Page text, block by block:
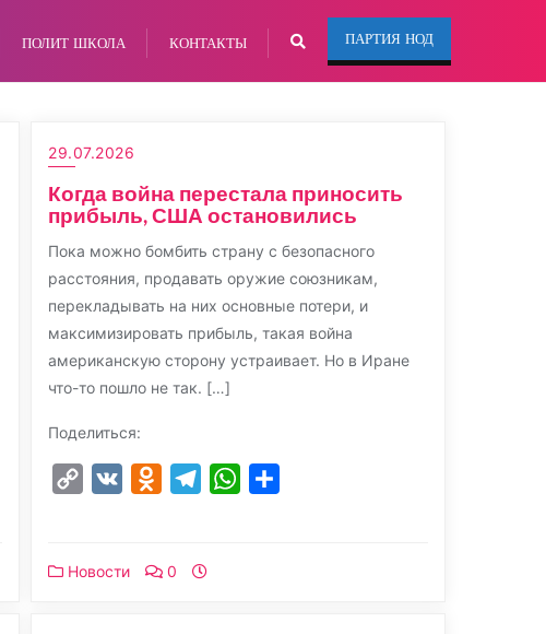
ПОЛИТ ШКОЛА КОНТАКТЫ ПАРТИЯ НОД
29.07.2026
Когда война перестала приносить
прибыль, США остановились
Пока можно бомбить страну с безопасного
расстояния, продавать оружие союзникам,
перекладывать на них основные потери, и
максимизировать прибыль, такая война
американскую сторону устраивает. Но в Иране
что-то пошло не так. […]
Поделиться:
Copy
VK Odnoklassniki
TelegramWhatsApp
Новости 0